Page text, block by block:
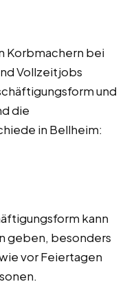
Korbmachern bei
Vollzeitjobs
und
die
in Bellheim:
kann
geben, besonders
vor Feiertagen